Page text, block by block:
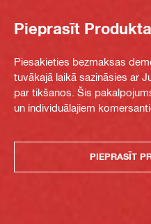
Pieprasīt
Piesakieties bezmaksas
tuvākajā laikā sazināsies ar
par tikšanos. Šis
un individuālajiem
PIEPRASĪT